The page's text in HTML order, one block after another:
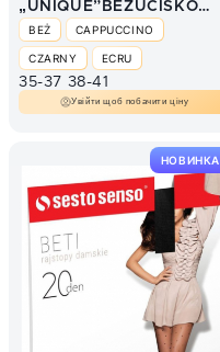
„UNIQUE”BEZUCISKOWE
GŁ.
BEŻ CAPPUCCINO
CZARNY ECRU
35-37 38-41
Увійти щоб побачити ціну
НОВИНКА